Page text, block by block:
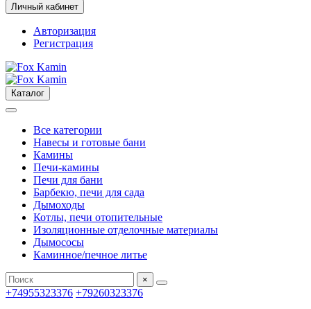
Личный кабинет
Авторизация
Регистрация
Каталог
Все категории
Навесы и готовые бани
Камины
Печи-камины
Печи для бани
Барбекю, печи для сада
Дымоходы
Котлы, печи отопительные
Изоляционные отделочные материалы
Дымососы
Каминное/печное литье
×
+74955323376 +79260323376